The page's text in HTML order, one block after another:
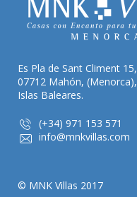
Es Pla de Sant Climent 15,
07712 Mahón, (Menorca),
Islas Baleares.
(+34) 971 153 571
info@mnkvillas.com
© MNK Villas 2017